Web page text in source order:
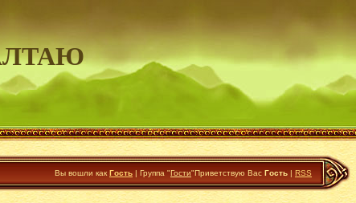
Вы вошли как Гость | Группа "Гости"Приветствую Вас Гость | RSS